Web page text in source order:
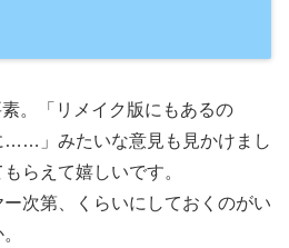
。「リメイク版にもあるの
」みたいな意見も見かけまし
らえて嬉しいです。
次第、くらいにしておくのがい